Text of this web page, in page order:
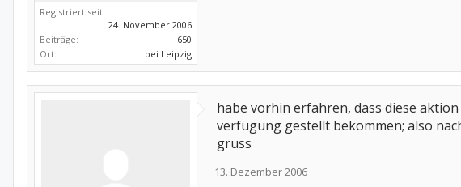
Registriert seit:
24. November 2006
Beiträge:
650
Ort:
bei Leipzig
habe vorhin erfahren, dass diese
verfügung gestellt bekommen; also
gruss
13. Dezember 2006